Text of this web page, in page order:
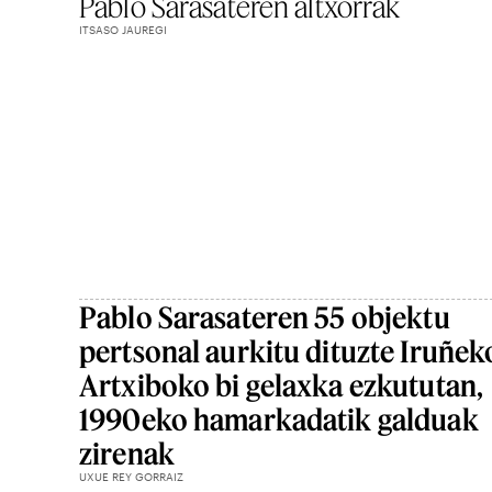
ITSASO JAUREGI
Pablo Sarasateren 55 objektu
pertsonal aurkitu dituzte
Artxiboko bi gelaxka ezkututan,
1990eko hamarkadatik galduak
zirenak
UXUE REY GORRAIZ